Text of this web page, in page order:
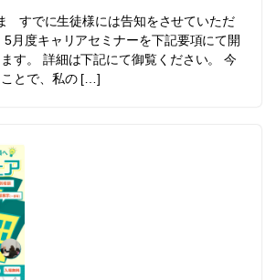
すでに生徒様には告知をさせていただ
5月度キャリアセミナーを下記要項にて開
す。 詳細は下記にて御覧ください。 今
とで、私の […]